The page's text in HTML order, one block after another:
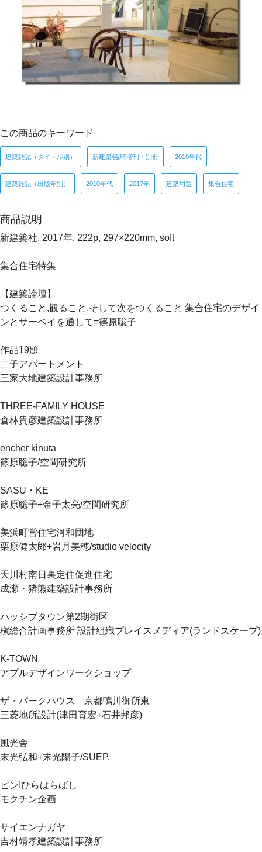
この商品のキーワード
建築雑誌（タイトル別） 新建築/臨時増刊・別冊 2010年代
建築雑誌（出版年別） 2010年代 2017年 建築用途 集合住宅
商品説明
新建築社, 2017年, 222p, 297×220mm, soft
集合住宅特集
【建築論壇】
つくること,観ること,そして次をつくること 集合住宅のデザイ
ンとサーベイを通して=篠原聡子
作品19題
二子アパートメント
三家大地建築設計事務所
THREE-FAMILY HOUSE
倉林貴彦建築設計事務所
encher kinuta
篠原聡子/空間研究所
SASU・KE
篠原聡子+金子太亮/空間研究所
美浜町営住宅河和団地
栗原健太郎+岩月美穂/studio velocity
天川村南日裏定住促進住宅
成瀬・猪熊建築設計事務所
パッシブタウン第2期街区
槇総合計画事務所 設計組織プレイスメディア(ランドスケープ)
K-TOWN
アプルデザインワークショップ
ザ・パークハウス 京都鴨川御所東
三菱地所設計(津田育宏+石井邦彦)
風光舎
末光弘和+末光陽子/SUEP.
ピン!ひらはらばし
モクチン企画
サイエンナガヤ
吉村靖孝建築設計事務所